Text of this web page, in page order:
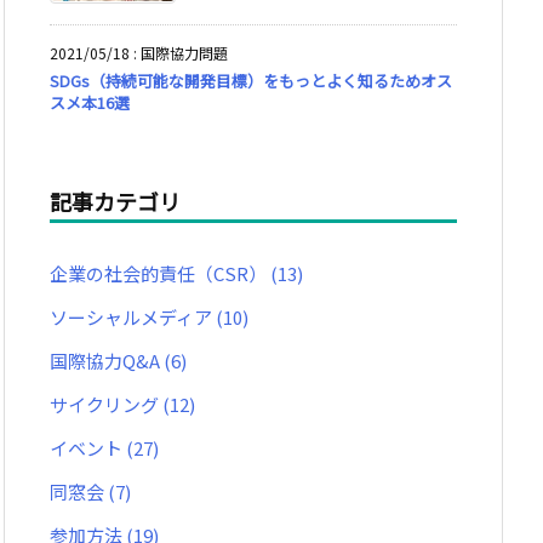
2021/05/18 : 国際協力問題
SDGs（持続可能な開発目標）をもっとよく知るためオス
スメ本16選
記事カテゴリ
企業の社会的責任（CSR） (13)
ソーシャルメディア (10)
国際協力Q&A(6)
サイクリング(12)
イベント (27)
同窓会(7)
参加方法(19)